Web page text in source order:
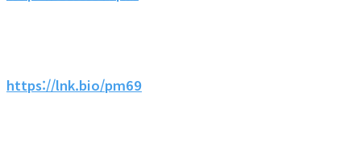
https://lnk.bio/pm69